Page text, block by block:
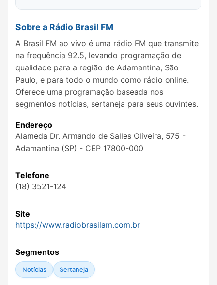
Sobre a Rádio Brasil FM
A Brasil FM ao vivo é uma rádio FM que transmite
na frequência 92.5, levando programação de
qualidade para a região de Adamantina, São
Paulo, e para todo o mundo como rádio online.
Oferece uma programação baseada nos
segmentos notícias, sertaneja para seus ouvintes.
Endereço
Alameda Dr. Armando de Salles Oliveira, 575 -
Adamantina (SP) - CEP 17800-000
Telefone
(18) 3521-124
Site
https://www.radiobrasilam.com.br
Segmentos
Notícias Sertaneja